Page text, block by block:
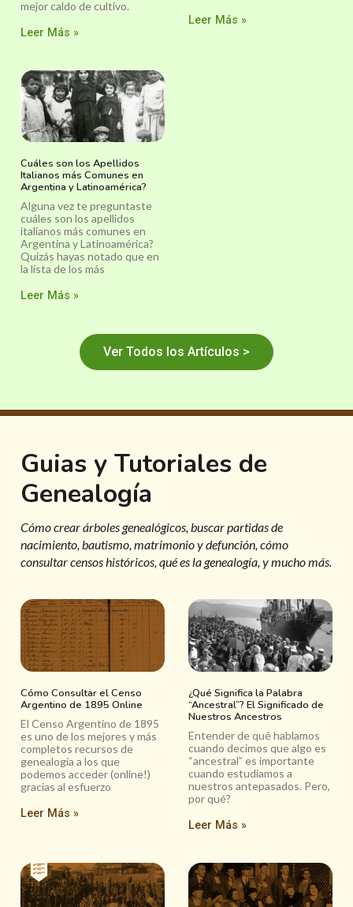
mejor caldo de cultivo.
Leer Más »
Leer Más »
Cuáles son los Apellidos
Italianos más Comunes en
Argentina y Latinoamérica?
Alguna vez te preguntaste
cuáles son los apellidos
italianos más comunes en
Argentina y Latinoamérica?
Quizás hayas notado que en
la lista de los más
Leer Más »
Ver Todos los Artículos >
Guias y Tutoriales de
Genealogía
Cómo crear árboles genealógicos, buscar partidas de
nacimiento, bautismo, matrimonio y defunción, cómo
consultar censos históricos, qué es la genealogía, y mucho más.
Cómo Consultar el Censo
Argentino de 1895 Online
El Censo Argentino de 1895
es uno de los mejores y más
completos recursos de
genealogía a los que
podemos acceder (online!)
gracias al esfuerzo
Leer Más »
¿Qué Significa la Palabra
“Ancestral”? El Significado de
Nuestros Ancestros
Entender de qué hablamos
cuando decimos que algo es
“ancestral” es importante
cuando estudiamos a
nuestros antepasados. Pero,
por qué?
Leer Más »